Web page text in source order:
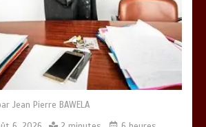
Jean Pierre BAWELA